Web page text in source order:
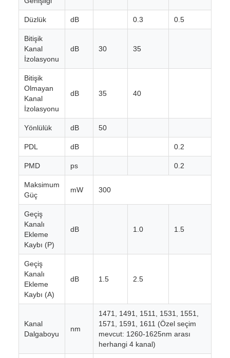
Düzlük dB 0.3 0.5
Bitişik
Kanal
İzolasyonu
dB 30 35
Bitişik
Olmayan
Kanal
İzolasyonu
dB 35 40
Yönlülük dB 50
PDL dB 0.2
PMD ps 0.2
Maksimum
Güç
mW 300
Geçiş
Kanalı
Ekleme
Kaybı (P)
dB 1.0 1.5
Geçiş
Kanalı
Ekleme
Kaybı (A)
dB 1.5 2.5
Kanal
Dalgaboyu
nm
1471, 1491, 1511, 1531, 1551,
1571, 1591, 1611 (Özel seçim
mevcut: 1260-1625nm arası
herhangi 4 kanal)